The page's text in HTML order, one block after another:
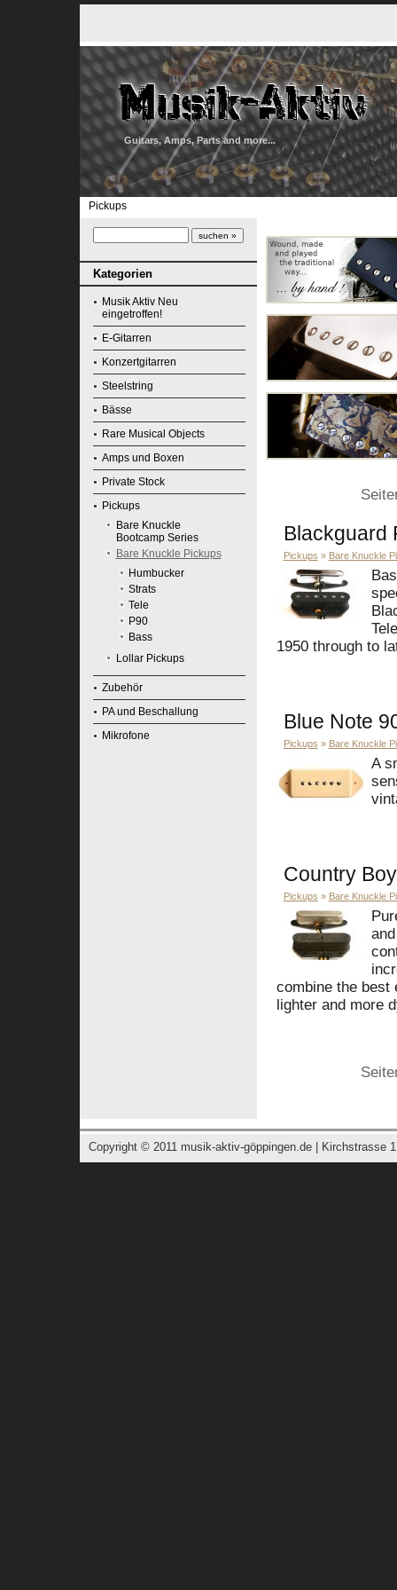
Guitars, Amps, Parts and more...
Pickups
Kategorien
Musik Aktiv Neu
eingetroffen!
E-Gitarren
Konzertgitarren
Steelstring
Bässe
Rare Musical Objects
Amps und Boxen
Private Stock
Pickups
Bare Knuckle
Bootcamp Series
Bare Knuckle Pickups
Humbucker
Strats
Tele
P90
Bass
Lollar Pickups
Zubehör
PA und Beschallung
Mikrofone
Blackguard
Pickups » Bare Knuckle
1950 through to
Blue Note
Pickups » Bare Knuckle
A
Country Boy
Pickups » Bare Knuckle
combine the
lighter and more
Copyright © 2011 musik-aktiv-göppingen.de | Kirchstrasse